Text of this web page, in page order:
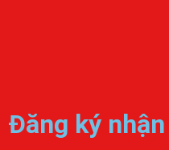
Đăng ký